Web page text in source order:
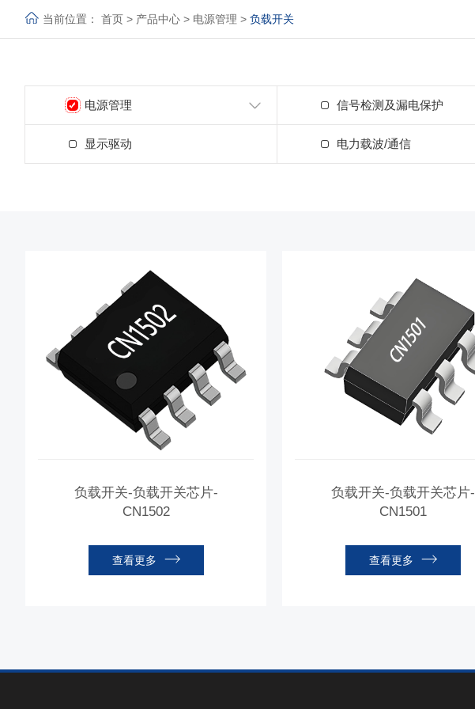
当前位置： 首页 > 产品中心 > 电源管理 > 负载开关
电源管理 信号检测及漏电保护
显示驱动 电力载波/通信
负载开关-负载开关芯片-
CN1502
查看更多
负载开关-负载开关芯片-
CN1501
查看更多